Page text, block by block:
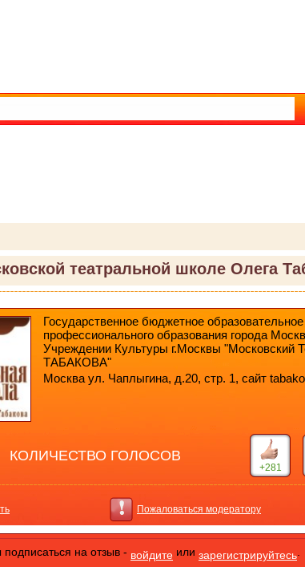
Расширенный поиск
театральной школе Олега
Государственное бюджетное
профессионального образования города
Учреждении Культуры г.Москвы "Московский
ТАБАКОВА"
Москва ул. Чаплыгина, д.20, стр. 1, сайт
КОЛИЧЕСТВО ГОЛОСОВ
+281
Пожаловаться модератору
подписаться на отзыв - войдите или зарегистрируйтесь